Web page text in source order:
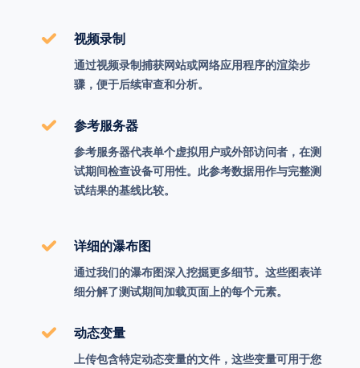
视频录制
通过视频录制捕获网站或网络应用程序的渲染步
骤，便于后续审查和分析。
参考服务器
参考服务器代表单个虚拟用户或外部访问者，在测
试期间检查设备可用性。此参考数据用作与完整测
试结果的基线比较。
详细的瀑布图
通过我们的瀑布图深入挖掘更多细节。这些图表详
细分解了测试期间加载页面上的每个元素。
动态变量
上传包含特定动态变量的文件，这些变量可用于您